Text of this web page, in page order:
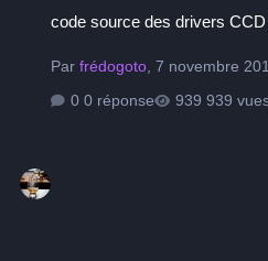
code source des drivers
Parfrédogoto ,7 novembre
0 réponse
939